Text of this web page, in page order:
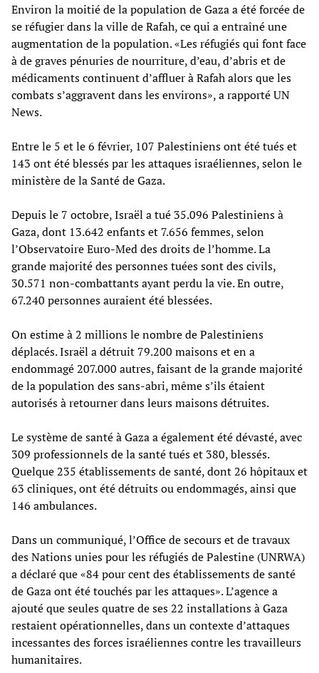
Environ la moitié de la population de Gaza a été forcée de
se réfugier dans la ville de Rafah, ce qui a entraîné une
augmentation de la population. «Les réfugiés qui font face
à de graves pénuries de nourriture, d’eau, d’abris et de
médicaments continuent d’affluer à Rafah alors que les
combats s’aggravent dans les environs», a rapporté UN
News.
Entre le 5 et le 6 février, 107 Palestiniens ont été tués et
143 ont été blessés par les attaques israéliennes, selon le
ministère de la Santé de Gaza.
Depuis le 7 octobre, Israël a tué 35.096 Palestiniens à
Gaza, dont 13.642 enfants et 7.656 femmes, selon
l’Observatoire Euro-Med des droits de l’homme. La
grande majorité des personnes tuées sont des civils,
30.571 non-combattants ayant perdu la vie. En outre,
67.240 personnes auraient été blessées.
On estime à 2 millions le nombre de Palestiniens
déplacés. Israël a détruit 79.200 maisons et en a
endommagé 207.000 autres, faisant de la grande majorité
de la population des sans-abri, même s’ils étaient
autorisés à retourner dans leurs maisons détruites.
Le système de santé à Gaza a également été dévasté, avec
309 professionnels de la santé tués et 380, blessés.
Quelque 235 établissements de santé, dont 26 hôpitaux et
63 cliniques, ont été détruits ou endommagés, ainsi que
146 ambulances.
Dans un communiqué, l’Office de secours et de travaux
des Nations unies pour les réfugiés de Palestine (UNRWA)
a déclaré que «84 pour cent des établissements de santé
de Gaza ont été touchés par les attaques». L’agence a
ajouté que seules quatre de ses 22 installations à Gaza
restaient opérationnelles, dans un contexte d’attaques
incessantes des forces israéliennes contre les travailleurs
humanitaires.